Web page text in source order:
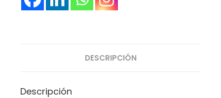
DESCRIPCIÓN
Descripción